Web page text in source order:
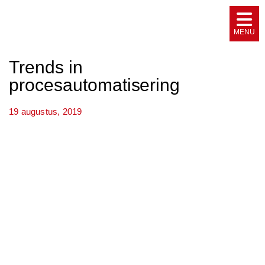
Trends in
procesautomatisering
19 augustus, 2019